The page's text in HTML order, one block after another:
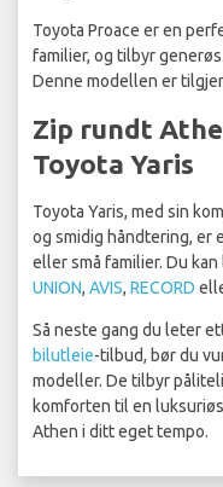
Toyota Proace er en
familier, og tilbyr
Denne modellen er
Zip rundt
Toyota Yaris
Toyota Yaris, med sin
og smidig håndtering, er
eller små familier. Du
UNION, AVIS, RECORD
Så neste gang du leter
bilutleie-tilbud, bør du
modeller. De tilbyr
komforten til en
Athen i ditt eget tempo.